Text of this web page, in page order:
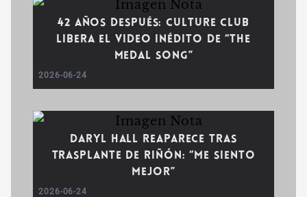
42 años después: Culture Club
libera el video inédito de “The
Medal Song”
2026-06-24
Daryl Hall reaparece tras
trasplante de riñón: “Me siento
mejor”
2026-06-24